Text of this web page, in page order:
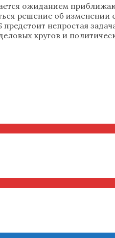
ожиданием
решение об
непростая
кругов и